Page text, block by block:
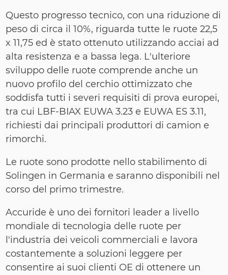
Questo progresso tecnico, con una riduzione di
peso di circa il 10%, riguarda tutte le ruote 22,5
x 11,75 ed è stato ottenuto utilizzando acciai ad
alta resistenza e a bassa lega. L'ulteriore
sviluppo delle ruote comprende anche un
nuovo profilo del cerchio ottimizzato che
soddisfa tutti i severi requisiti di prova europei,
tra cui LBF-BIAX EUWA 3.23 e EUWA ES 3.11,
richiesti dai principali produttori di camion e
rimorchi.
Le ruote sono prodotte nello stabilimento di
Solingen in Germania e saranno disponibili nel
corso del primo trimestre.
Accuride è uno dei fornitori leader a livello
mondiale di tecnologia delle ruote per
l'industria dei veicoli commerciali e lavora
costantemente a soluzioni leggere per
consentire ai suoi clienti OE di ottenere un